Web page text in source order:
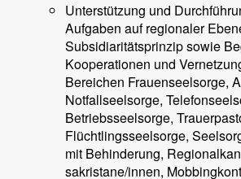
Unterstützung und
Aufgaben auf regionaler
Subsidiaritätsprinzip sowie
Kooperationen und
Bereichen Frauenseelsorge,
Notfallseelsorge,
Betriebsseelsorge,
Flüchtlingsseelsorge,
mit Behinderung,
sakristane/innen,